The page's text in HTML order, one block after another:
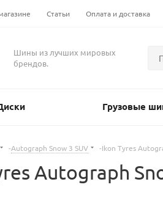
Статьи Оплата и доставка
Шины из лучших мировых
брендов.
Грузовые
-Autograph Snow 3 SUV -Ikon Tyres
Autograph